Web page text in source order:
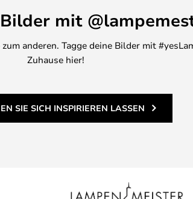
mit
anderen. Tagge deine Bilder mit
Zuhause hier!
SIE SICH INSPIRIEREN LASSEN